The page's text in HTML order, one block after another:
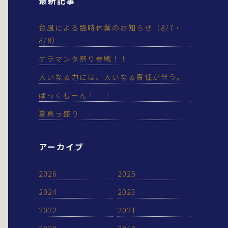
台風による臨時休業のお知らせ（8/7・
8/8）
ケラマンタ祭り参戦！！
大いなる力には、大いなる責任が伴う。
ばっくむーん！！！
夏真っ盛り
アーカイブ
2026
2025
2024
2023
2022
2021